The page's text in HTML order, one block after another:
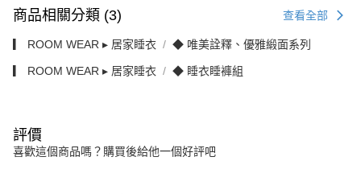
商品相關分類 (3) 查看全部
▎ ROOM WEAR ▸ 居家睡衣 ◆ 唯美詮釋、優雅緞面系列
▎ ROOM WEAR ▸ 居家睡衣 ◆ 睡衣睡褲組
評價
喜歡這個商品嗎？購買後給他一個好評吧